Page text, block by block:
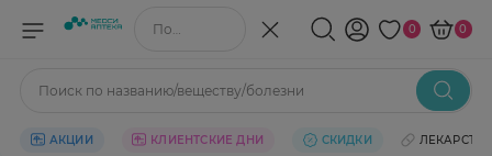
Поиск по названию/веществу 0 0
Поиск по названию/веществу/болезни
АКЦИИ КЛИЕНТСКИЕ ДНИ СКИДКИ ЛЕКАРСТВА